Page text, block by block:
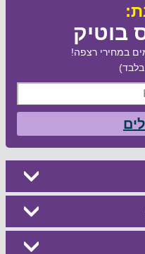
בוטיק
במחירי רצפה!
בלבד)